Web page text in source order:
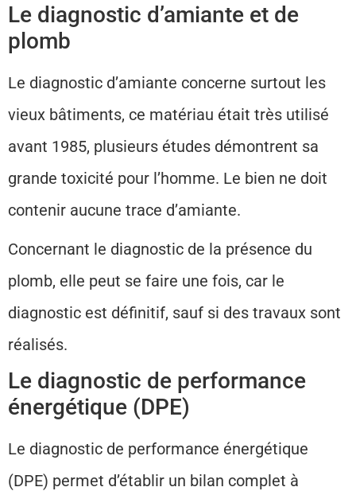
Le diagnostic d’amiante et de
plomb
Le diagnostic d’amiante concerne surtout les
vieux bâtiments, ce matériau était très utilisé
avant 1985, plusieurs études démontrent sa
grande toxicité pour l’homme. Le bien ne doit
contenir aucune trace d’amiante.
Concernant le diagnostic de la présence du
plomb, elle peut se faire une fois, car le
diagnostic est définitif, sauf si des travaux sont
réalisés.
Le diagnostic de performance
énergétique (DPE)
Le diagnostic de performance énergétique
(DPE) permet d’établir un bilan complet à